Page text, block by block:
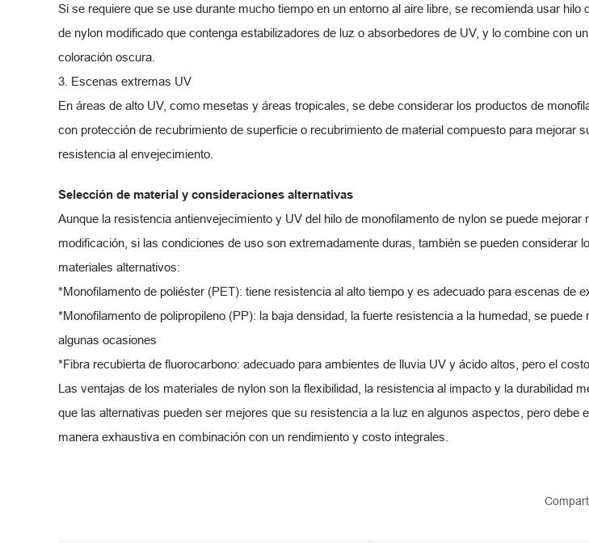
Si se requiere que se use durante mucho tiempo en un entorno al aire libre, se recomienda usar hilo
de nylon modificado que contenga estabilizadores de luz o absorbedores de UV, y lo combine con
coloración oscura.
3. Escenas extremas UV
En áreas de alto UV, como mesetas y áreas tropicales, se debe considerar los productos de
con protección de recubrimiento de superficie o recubrimiento de material compuesto para mejorar
resistencia al envejecimiento.
Selección de material y consideraciones alternativas
Aunque la resistencia antienvejecimiento y UV del hilo de monofilamento de nylon se puede mejorar
modificación, si las condiciones de uso son extremadamente duras, también se pueden considerar
materiales alternativos:
*Monofilamento de poliéster (PET): tiene resistencia al alto tiempo y es adecuado para escenas de
*Monofilamento de polipropileno (PP): la baja densidad, la fuerte resistencia a la humedad, se puede
algunas ocasiones
*Fibra recubierta de fluorocarbono: adecuado para ambientes de lluvia UV y ácido altos, pero el
Las ventajas de los materiales de nylon son la flexibilidad, la resistencia al impacto y la durabilidad
que las alternativas pueden ser mejores que su resistencia a la luz en algunos aspectos, pero debe
manera exhaustiva en combinación con un rendimiento y costo integrales.